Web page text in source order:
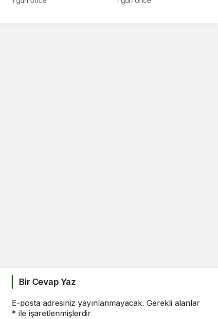
Bir Cevap Yaz
E-posta adresiniz yayınlanmayacak. Gerekli alanlar
* ile işaretlenmişlerdir